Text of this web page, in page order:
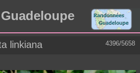
4396/5658
linkiana